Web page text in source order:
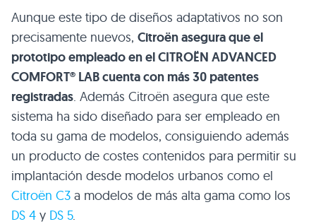
Aunque este tipo de diseños adaptativos no son
precisamente nuevos, Citroën asegura que el
prototipo empleado en el CITROËN ADVANCED
COMFORT® LAB cuenta con más 30 patentes
registradas. Además Citroën asegura que este
sistema ha sido diseñado para ser empleado en
toda su gama de modelos, consiguiendo además
un producto de costes contenidos para permitir su
implantación desde modelos urbanos como el
Citroën C3 a modelos de más alta gama como los
DS 4 y DS 5.